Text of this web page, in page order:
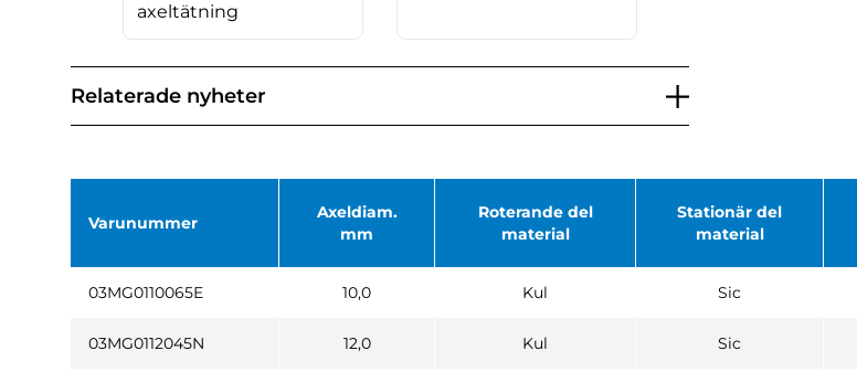
axeltätning
Relaterade nyheter
Varunummer
Axeldiam.
mm
Roterande del
material
Stationär del
material
03MG0110065E 10,0 Kul Sic
03MG0112045N 12,0 Kul Sic